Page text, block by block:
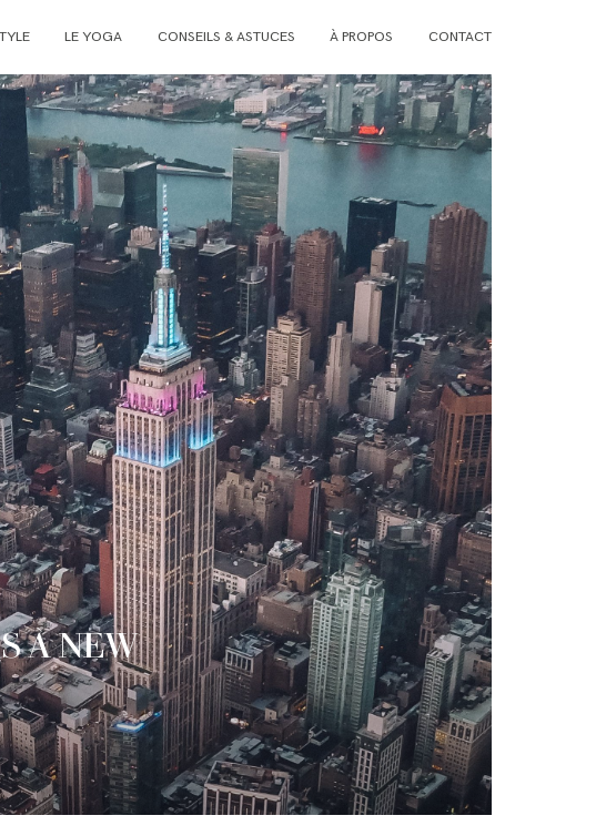
LE YOGA CONSEILS & ASTUCES À PROPOS CONTACT
À NEW